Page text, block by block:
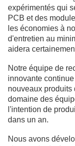
expérimentés qui
PCB et des
les économies à
d'entretien au
aidera
Notre équipe de
innovante
nouveaux produits
domaine des
l'intention de
dans un an.
Nous avons